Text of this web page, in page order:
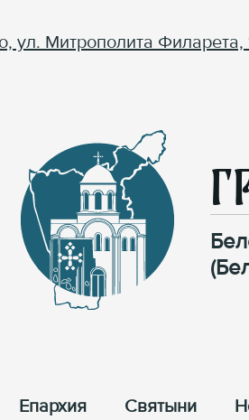
ул. Митрополита Филарета,
Епархия Cвятыни